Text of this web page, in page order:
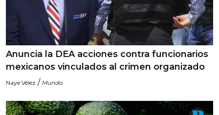
Anuncia la DEA acciones contra funcionarios
mexicanos vinculados al crimen organizado
Naye Vélez / Mundo